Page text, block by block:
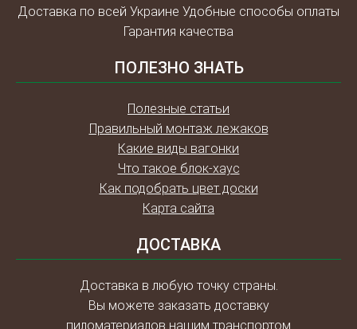
Доставка по всей Украине Удобные способы оплаты
Гарантия качества
ПОЛЕЗНО ЗНАТЬ
Полезные статьи
Правильный монтаж лежаков
Какие виды вагонки
Что такое блок-хаус
Как подобрать цвет доски
Карта сайта
ДОСТАВКА
Доставка в любую точку страны.
Вы можете заказать доставку
пиломатериалов нашим транспортом